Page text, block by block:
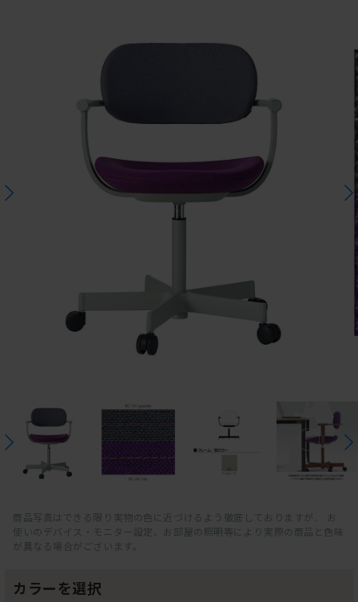
商品写真はできる限り実物の色に近づけるよう徹底しておりますが、 お
使いのデバイス・モニター設定、お部屋の照明等により実際の商品と色味
が異なる場合がございます。
カラーを選択